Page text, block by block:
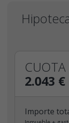
CUOTA
2.043 €
Importe